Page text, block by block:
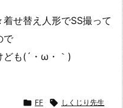
せ替え人形でSS撮って
で
ども(´・ω・｀)
 FF  しくじり先生